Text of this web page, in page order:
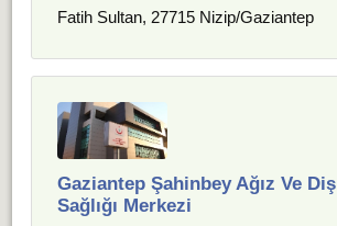
Fatih Sultan, 27715 Nizip/Gaziantep
Gaziantep Şahinbey Ağız Ve Diş
Sağlığı Merkezi